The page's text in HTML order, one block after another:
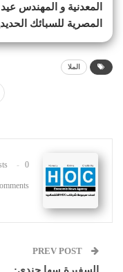
المعدنية و المهندس
المصرية للسبائك
الملا
0